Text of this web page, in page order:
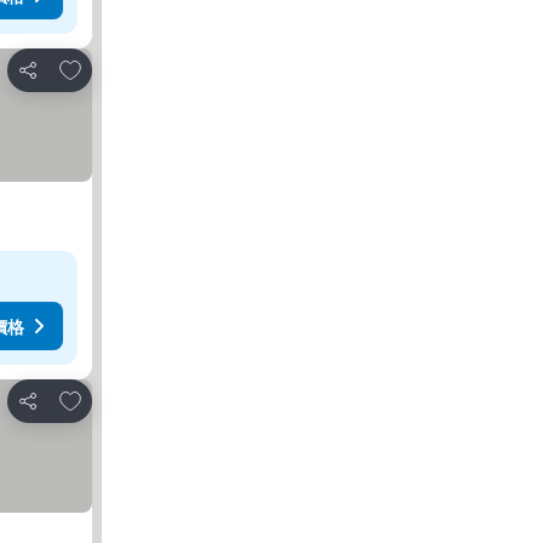
分享
加入我的最愛
格
分享
加入我的最愛